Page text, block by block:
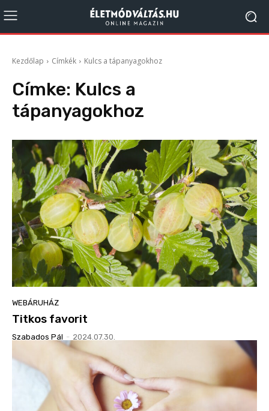
Kezdőlap Címkék Kulcs a tápanyagokhoz
Címke: Kulcs a
tápanyagokhoz
WEBÁRUHÁZ
Titkos favorit
Szabados Pál - 2024.07.30.